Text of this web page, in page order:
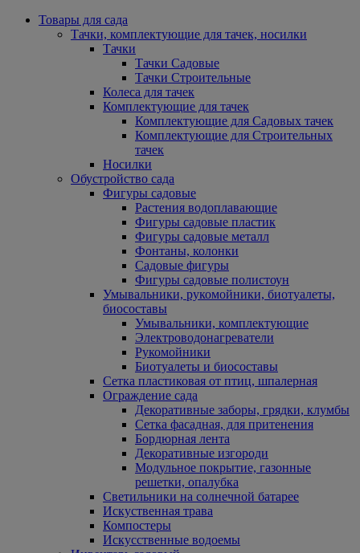
Товары для сада
Тачки, комплектующие для тачек, носилки
Тачки
Тачки Садовые
Тачки Строительные
Колеса для тачек
Комплектующие для тачек
Комплектующие для Садовых тачек
Комплектующие для Строительных
тачек
Носилки
Обустройство сада
Фигуры садовые
Растения водоплавающие
Фигуры садовые пластик
Фигуры садовые металл
Фонтаны, колонки
Садовые фигуры
Фигуры садовые полистоун
Умывальники, рукомойники, биотуалеты,
биосоставы
Умывальники, комплектующие
Электроводонагреватели
Рукомойники
Биотуалеты и биосоставы
Сетка пластиковая от птиц, шпалерная
Ограждение сада
Декоративные заборы, грядки, клумбы
Сетка фасадная, для притенения
Бордюрная лента
Декоративные изгороди
Модульное покрытие, газонные
решетки, опалубка
Светильники на солнечной батарее
Искуственная трава
Компостеры
Искусственные водоемы